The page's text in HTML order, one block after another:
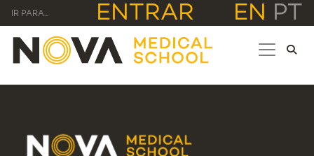
IR PARA... ENTRAR EN PT